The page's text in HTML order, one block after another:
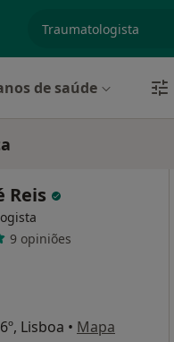
de saúde
Reis
9 opiniões
Lisboa • Mapa